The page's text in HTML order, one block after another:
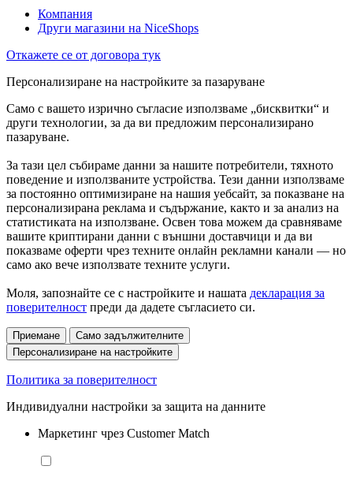
Компания
Други магазини на NiceShops
Откажете се от договора тук
Персонализиране на настройките за пазаруване
Само с вашето изрично съгласие използваме „бисквитки“ и
други технологии, за да ви предложим персонализирано
пазаруване.
За тази цел събираме данни за нашите потребители, тяхното
поведение и използваните устройства. Тези данни използваме
за постоянно оптимизиране на нашия уебсайт, за показване на
персонализирана реклама и съдържание, както и за анализ на
статистиката на използване. Освен това можем да сравняваме
вашите криптирани данни с външни доставчици и да ви
показваме оферти чрез техните онлайн рекламни канали — но
само ако вече използвате техните услуги.
Моля, запознайте се с настройките и нашата декларация за
поверителност преди да дадете съгласието си.
Приемане
Само задължителните
Персонализиране на настройките
Политика за поверителност
Индивидуални настройки за защита на данните
Маркетинг чрез Customer Match